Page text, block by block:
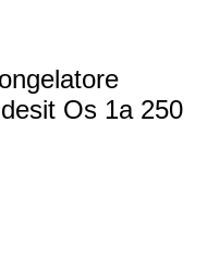
Os 1a 250